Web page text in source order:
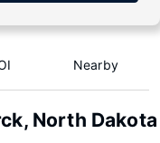
Nearby
North Dakota